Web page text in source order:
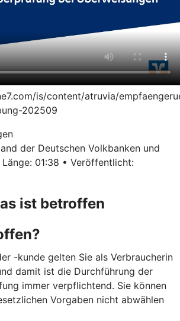
is/content/atruvia/
202509
der Deutschen Volkbanken und
01:38 • Veröffentlicht:
ist betroffen
-kunde gelten Sie als Verbraucherin
damit ist die Durchführung der
immer verpflichtend. Sie können
Vorgaben nicht abwählen